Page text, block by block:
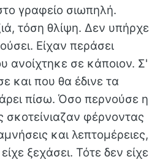
γραφείο σιωπηλή.
τόση θλίψη. Δεν υπήρχε
Είχαν περάσει
ανοίχτηκε σε κάποιον. Σ'
και που θα έδινε τα
πίσω. Όσο περνούσε η
σκοτείνιαζαν φέρνοντας
και λεπτομέρειες,
ξεχάσει. Τότε δεν είχε